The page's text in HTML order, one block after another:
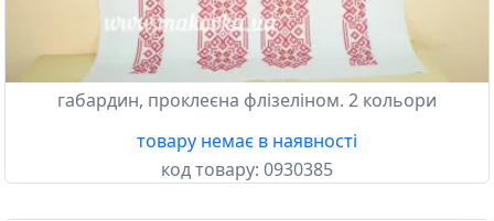
габардин, проклеєна флізеліном. 2 кольори
товару немає в наявності
код товару: 0930385